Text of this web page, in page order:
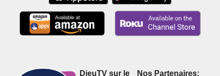
DieuTV sur le
Nos Partenaires: